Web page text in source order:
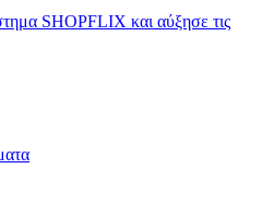
SHOPFLIX και αύξησε τις